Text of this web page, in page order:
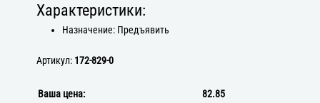
Характеристики:
Назначение: Предъявить
Артикул: 172-829-0
Ваша цена:
82.85